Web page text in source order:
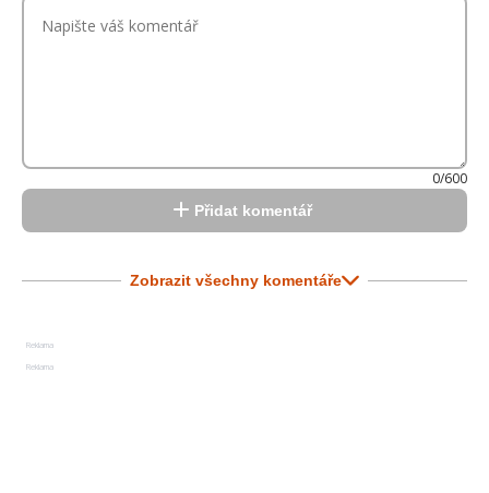
0/600
Přidat komentář
Zobrazit všechny komentáře
Reklama
Reklama